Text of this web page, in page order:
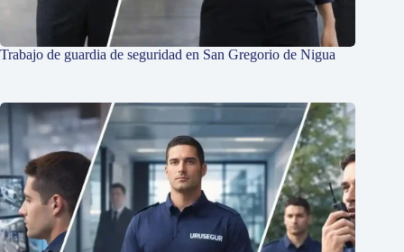
Trabajo de guardia de seguridad en San Gregorio de Nigua